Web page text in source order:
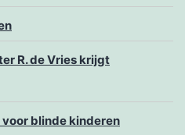
R. de Vries krijgt
blinde kinderen